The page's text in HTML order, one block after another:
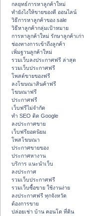
กลยุทธ์การหาลูกค้าใหม่
ทํายังไงให้ขายของดี ออนไลน์
วิธีการหาลูกค้าของ sale
วิธีหาลูกค้ากลุ่มเป้าหมาย
การหาลูกค้าใหม่ รักษาลูกค้าเก่า
ช่องทางการเข้าถึงลูกค้า
เพิ่มฐานลูกค้าใหม่
รวมเว็บลงประกาศฟรี ล่าสุด
รวมเว็บประกาศฟรี
โพสต์ขายของฟรี
ลงโฆษณาสินค้าฟรี
โฆษณาฟรี
ประกาศฟรี
เว็บฟรีไม่จำกัด
ทำ SEO ติด Google
ลงประกาศขาย
เว็บฟรียอดนิยม
โพสโฆษณา
ประกาศขายของ
ประกาศหางาน
บริการ แนะนำเว็บ
ลงประกาศ
รวมเว็บประกาศฟรี
รวมเว็บซื้อขาย ใช้งานง่าย
ลงประกาศฟรี ทุกจังหวัด
ต้องการขาย
ปล่อยเช่า บ้าน คอนโด ที่ดิน